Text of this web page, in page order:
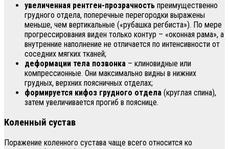
увеличенная рентген-прозрачность преимущественно
грудного отдела, поперечные перегородки выражены
меньше, чем вертикальные («рубашка регбиста»). По мере
прогрессирования виден только контур – «оконная рама», а
внутренние наполнение не отличается по интенсивности от
соседних мягких тканей;
деформации тела позвонка – клиновидные или
компрессионные. Они максимально видны в нижних
грудных, верхних поясничных отделах;
формируется кифоз грудного отдела (круглая спина),
затем увеличивается прогиб в пояснице.
Коленный сустав
Поражение коленного сустава чаще всего относится ко